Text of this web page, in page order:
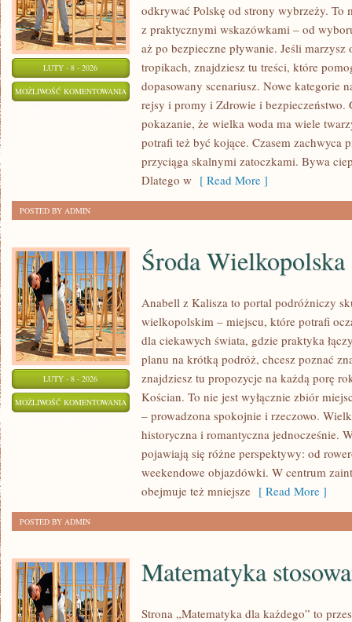
LUTY - 8 - 2026
MOŻLIWOŚĆ KOMENTOWANIA KUCHNIA
NAD
MORZEM
odkrywać Polskę od strony wybrzeży. To
z praktycznymi wskazówkami – od
aż po bezpieczne pływanie. Jeśli
tropikach, znajdziesz tu treści, które
dopasowany scenariusz. Nowe kategorie
rejsy i promy i Zdrowie i bezpieczeństwo.
pokazanie, że wielka woda ma wiele
potrafi też być kojące. Czasem zachwyca
przyciąga skalnymi zatoczkami. Bywa
Dlatego w [ Read More ]
POSTED BY ADMIN
LUTY - 8 - 2026
MOŻLIWOŚĆ KOMENTOWANIA ŚRODA
WIELKOPOLSKA
Środa Wielkopolska
Anabell z Kalisza to portal podróżniczy
wielkopolskim – miejscu, które potrafi
dla ciekawych świata, gdzie praktyka
planu na krótką podróż, chcesz poznać
znajdziesz tu propozycje na każdą porę
Kościan. To nie jest wyłącznie zbiór
– prowadzona spokojnie i rzeczowo.
historyczna i romantyczna jednocześnie.
pojawiają się różne perspektywy: od
weekendowe objazdówki. W centrum
obejmuje też mniejsze [ Read More ]
POSTED BY ADMIN
Matematyka
Strona „Matematyka dla każdego” to